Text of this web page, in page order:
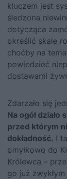
kluczem jest
śledzona
dotycząca
określić skale
choćby na
powiedzieć
dostawami
Zdarzało się
Na ogół
przed którym
dokładność. I
omyłkowo do
Królewca –
go już